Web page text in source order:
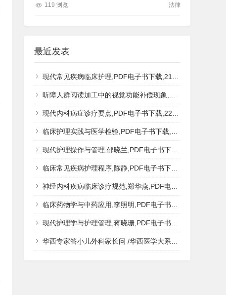
119 浏览 法律
最近发表
现代常见疾病临床护理,PDF电子书下载,217MB,网盘资源
听障人群阅读加工中的视觉功能补偿现象,秦钊,PDF电子书下载,网盘资源
现代内科病症诊疗要点,PDF电子书下载,223MB,网盘资源
临床护理实践与医学检验,PDF电子书下载,193MB,网盘资源
现代护理操作与管理,邵晓兰,PDF电子书下载,242MB,网盘资源
临床常见疾病护理程序,陈静,PDF电子书下载,185MB,网盘资源
神经内科疾病临床诊疗规范,郑华燕,PDF电子书下载,188MB,网盘资源
临床药物学与中药应用,李照明,PDF电子书下载,202MB,网盘资源
现代护理学与护理管理,蒋晓珊,PDF电子书下载,223MB,网盘资源
华西专家答小儿外科家长问 /华西医学大系?医学科普,PDF电子书网盘下载